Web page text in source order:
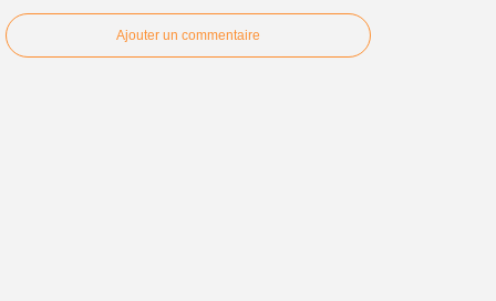
Ajouter un commentaire